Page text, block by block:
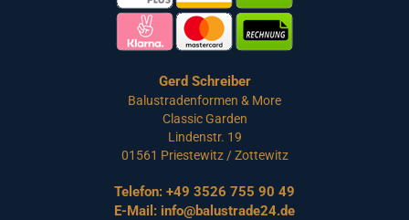
Gerd Schreiber
Balustradenformen & More
Classic Garden
Lindenstr. 19
01561 Priestewitz / Zottewitz
Telefon: +49 3526 755 90 49
E-Mail: info@balustrade24.de